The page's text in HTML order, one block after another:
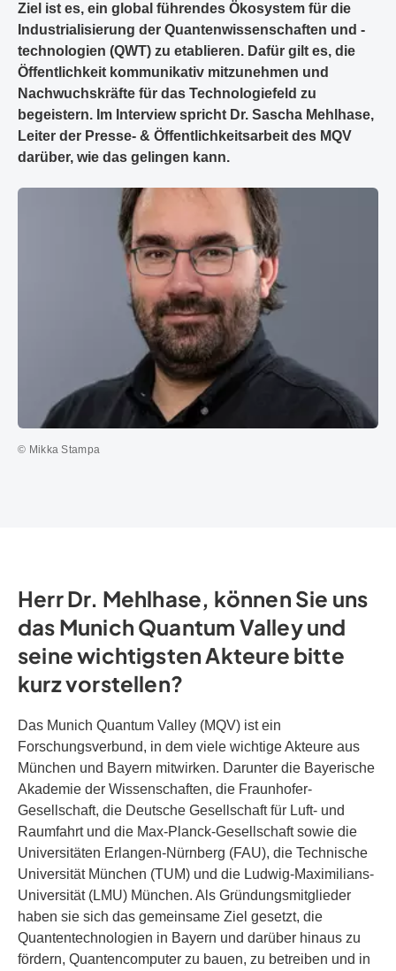
Ziel ist es, ein global führendes Ökosystem für die
Industrialisierung der Quantenwissenschaften und -
technologien (QWT) zu etablieren. Dafür gilt es, die
Öffentlichkeit kommunikativ mitzunehmen und
Nachwuchskräfte für das Technologiefeld zu
begeistern. Im Interview spricht Dr. Sascha Mehlhase,
Leiter der Presse- & Öffentlichkeitsarbeit des MQV
darüber, wie das gelingen kann.
© Mikka Stampa
Herr Dr. Mehlhase, können Sie uns
das Munich Quantum Valley und
seine wichtigsten Akteure bitte
kurz vorstellen?
Das Munich Quantum Valley (MQV) ist ein
Forschungsverbund, in dem viele wichtige Akteure aus
München und Bayern mitwirken. Darunter die Bayerische
Akademie der Wissenschaften, die Fraunhofer-
Gesellschaft, die Deutsche Gesellschaft für Luft- und
Raumfahrt und die Max-Planck-Gesellschaft sowie die
Universitäten Erlangen-Nürnberg (FAU), die Technische
Universität München (TUM) und die Ludwig-Maximilians-
Universität (LMU) München. Als Gründungsmitglieder
haben sie sich das gemeinsame Ziel gesetzt, die
Quantentechnologien in Bayern und darüber hinaus zu
fördern, Quantencomputer zu bauen, zu betreiben und in